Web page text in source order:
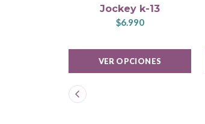
Jockey k-13
$6.990
VER OPCIONES